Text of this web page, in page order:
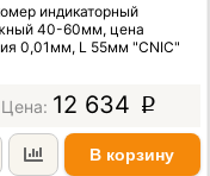
индикаторный
40-60мм, цена
0,01мм, L 55мм "CNIC"
12 634 p
В корзину